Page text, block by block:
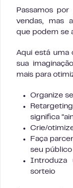
Passamos
vendas, mas
que podem se
Aqui está uma
sua
mais para
Organize
significa
Crie/
Faça
seu público
Introduza
sorteio